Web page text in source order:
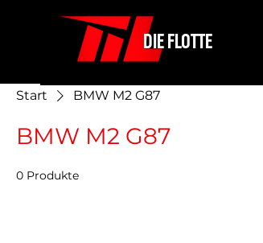
DIE FLOTTE
Start BMW M2 G87
BMW M2 G87
0 Produkte